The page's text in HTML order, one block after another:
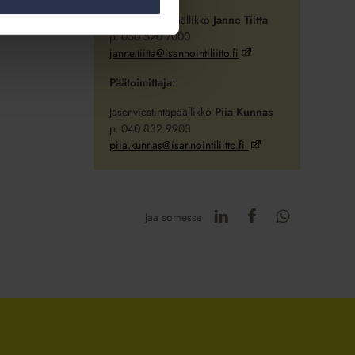
Avainasiakaspäällikkö Janne Tiitta
p. 050 520 7000
janne.tiitta@isannointiliitto.fi
Päätoimittaja:
Jäsenviestintäpäällikkö Piia Kunnas
p. 040 832 9903
piia.kunnas@isannointiliitto.fi
Jaa somessa